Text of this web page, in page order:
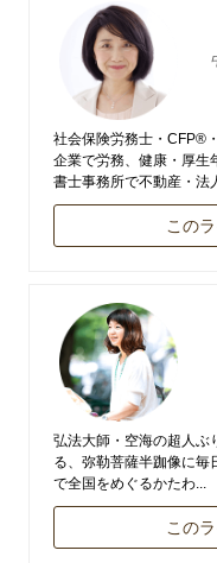
社会保険労務士・CFP®
企業で労務、健康・厚生
書士事務所で不動産・法
この
弘法大師・空海の超人ぶ
る、弥勒菩薩半跏像に毎
で全国をめぐるかたわ...
この